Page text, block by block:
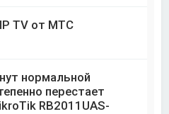
TV от МТС
нормальной
перестает
RB2011UAS-